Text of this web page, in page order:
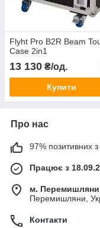
Flyht Pro B2R Beam
Case 2in1
13 130 ₴/од.
Купити
Про нас
97% позитивних з
Працює з
м. Перемишляни
Перемишляни,
Контакти